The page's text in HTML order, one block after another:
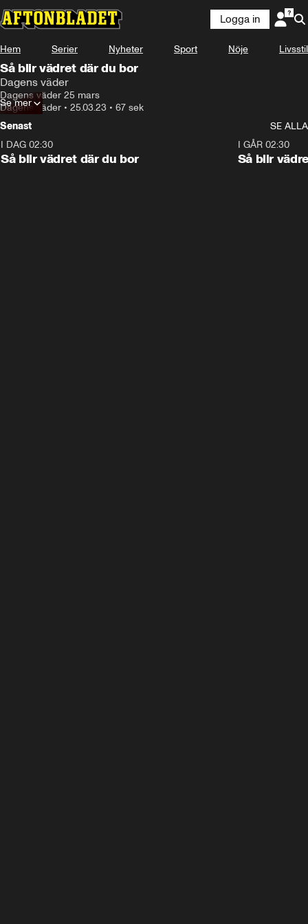
Logga in
Hem Serier Nyheter Sport Nöje Livsstil
Så blir vädret där du bor
Dagens väder
Dagens väder 25 mars
Dagens väder • 25.03.23 • 67 sek
Se mer
Senast
SE ALLA
I DAG 02:30
Så blir vädret där du bor
I GÅR 02:30
Så blir